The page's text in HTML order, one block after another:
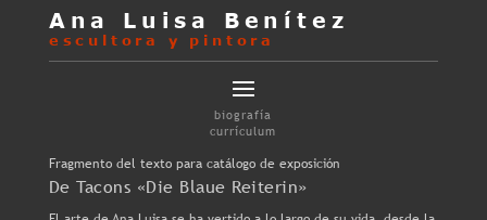
Ana Luisa Benítez
escultora y pintora
biografía
currículum
Fragmento del texto para catálogo de exposición
De Tacons «Die Blaue Reiterin»